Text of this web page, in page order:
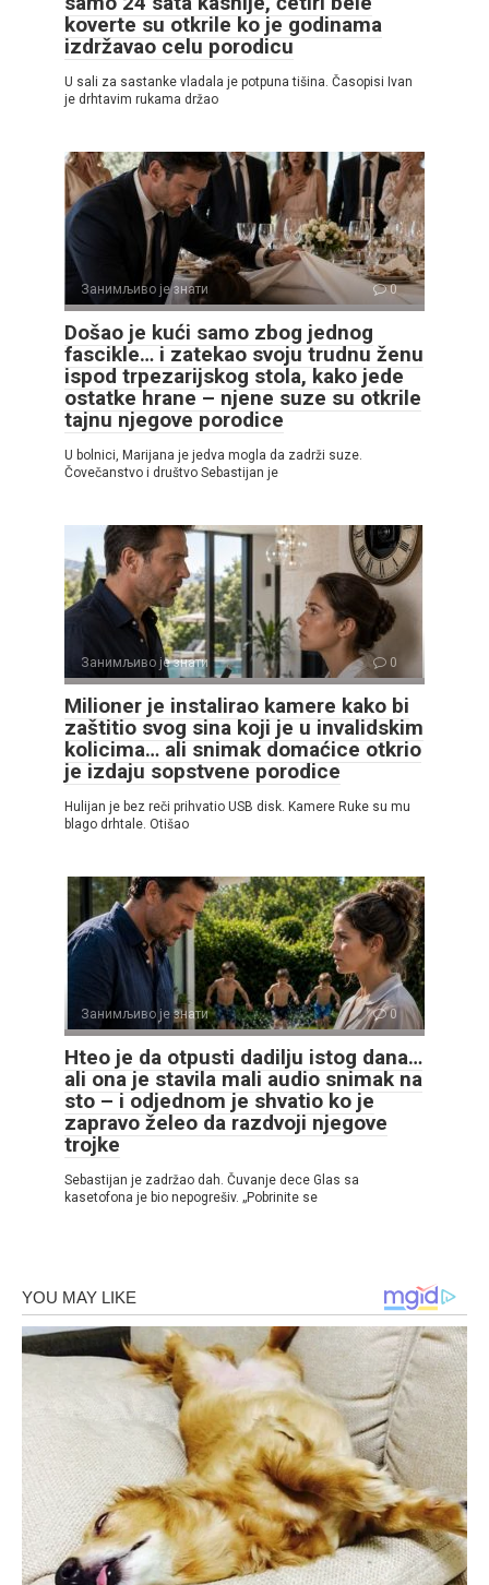
koverte su otkrile ko je godinama
izdržavao celu porodicu
U sali za sastanke vladala je potpuna tišina. Časopisi Ivan
je drhtavim rukama držao
Занимљиво је знати 0
Došao je kući samo zbog jednog
fascikle… i zatekao svoju trudnu ženu
ispod trpezarijskog stola, kako jede
ostatke hrane – njene suze su otkrile
tajnu njegove porodice
U bolnici, Marijana je jedva mogla da zadrži suze.
Čovečanstvo i društvo Sebastijan je
Занимљиво је знати 0
Milioner je instalirao kamere kako bi
zaštitio svog sina koji je u invalidskim
kolicima… ali snimak domaćice otkrio
je izdaju sopstvene porodice
Hulijan je bez reči prihvatio USB disk. Kamere Ruke su mu
blago drhtale. Otišao
Занимљиво је знати 0
Hteo je da otpusti dadilju istog dana…
ali ona je stavila mali audio snimak na
sto – i odjednom je shvatio ko je
zapravo želeo da razdvoji njegove
trojke
Sebastijan je zadržao dah. Čuvanje dece Glas sa
kasetofona je bio nepogrešiv. „Pobrinite se